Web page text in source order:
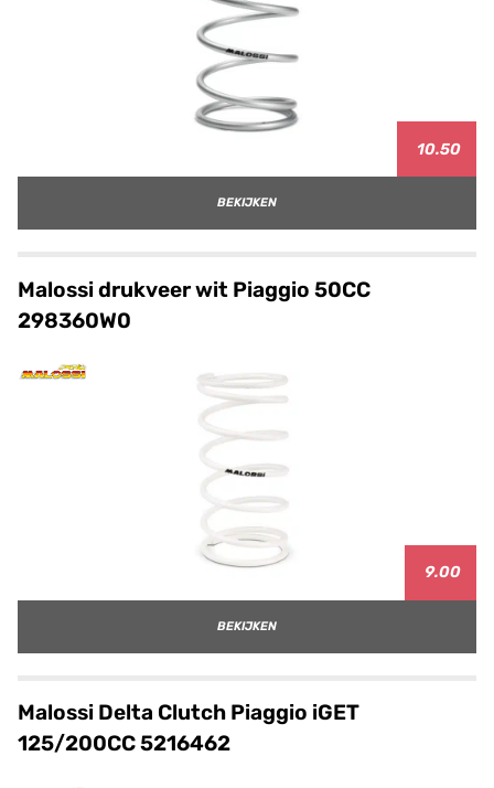
10.50
BEKIJKEN
Malossi drukveer wit Piaggio 50CC
298360W0
9.00
BEKIJKEN
Malossi Delta Clutch Piaggio iGET
125/200CC 5216462